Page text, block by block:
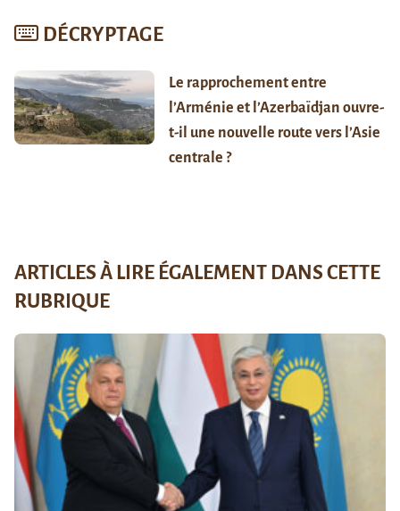
DÉCRYPTAGE
Le rapprochement entre
l’Arménie et l’Azerbaïdjan ouvre-
t-il une nouvelle route vers l’Asie
centrale ?
ARTICLES À LIRE ÉGALEMENT DANS CETTE
RUBRIQUE